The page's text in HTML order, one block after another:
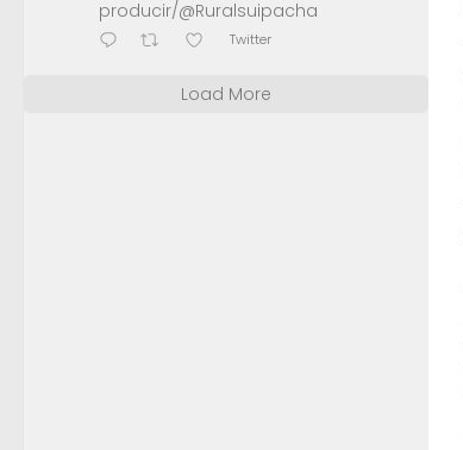
producir/@Ruralsuipacha
Twitter
Load More